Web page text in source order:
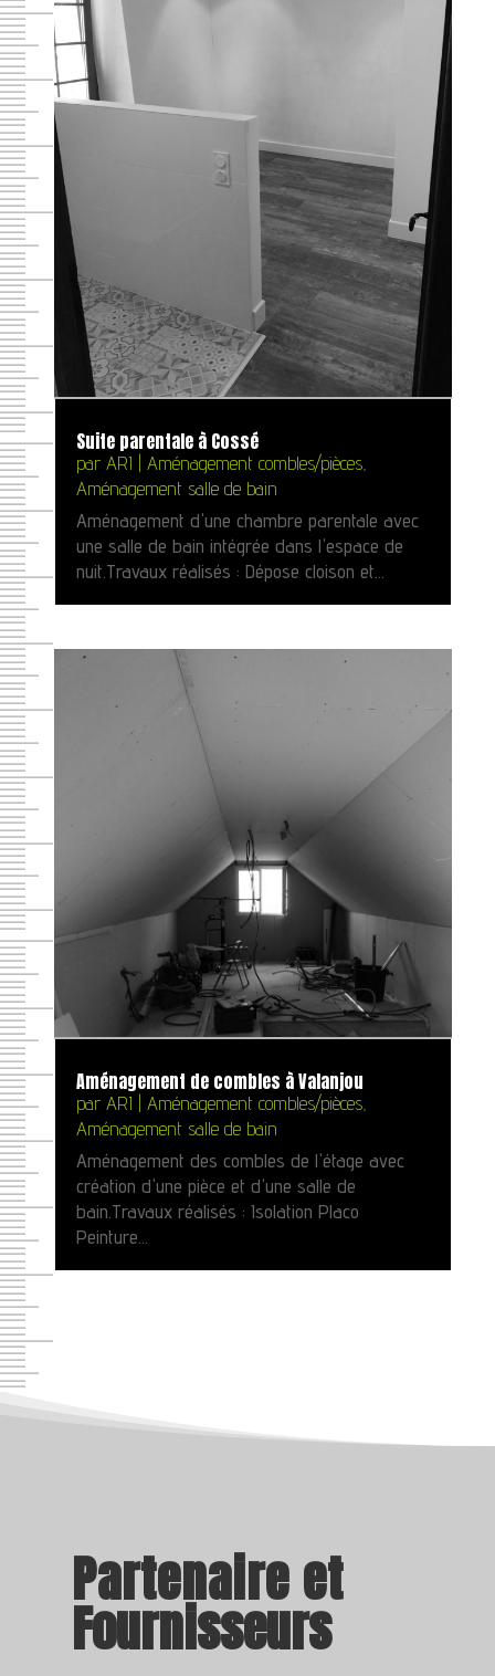
Suite parentale à Cossé
par ARI Aménagement combles/pièces
Aménagement salle de bain
Aménagement d'une chambre parentale avec
une salle de bain intégrée dans l'espace de
nuit.Travaux réalisés : Dépose cloison et...
Aménagement de combles à Valanjou
par ARI Aménagement combles/pièces,
Aménagement salle de bain
Aménagement des combles de l'étage avec
création d'une pièce et d'une salle de
bain.Travaux réalisés : Isolation Placo
Peinture...
Partenaireet
Fournisseurs